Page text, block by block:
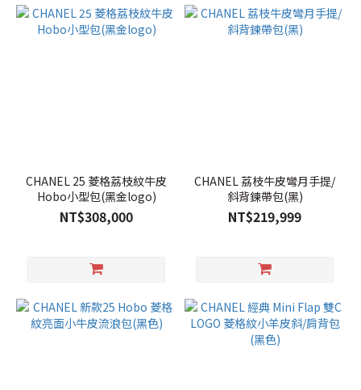
CHANEL 25 菱格荔枝紋牛皮
Hobo小型包(黑金logo)
NT$308,000
CHANEL 荔枝牛皮彎月手提/
斜背鍊帶包(黑)
NT$219,999